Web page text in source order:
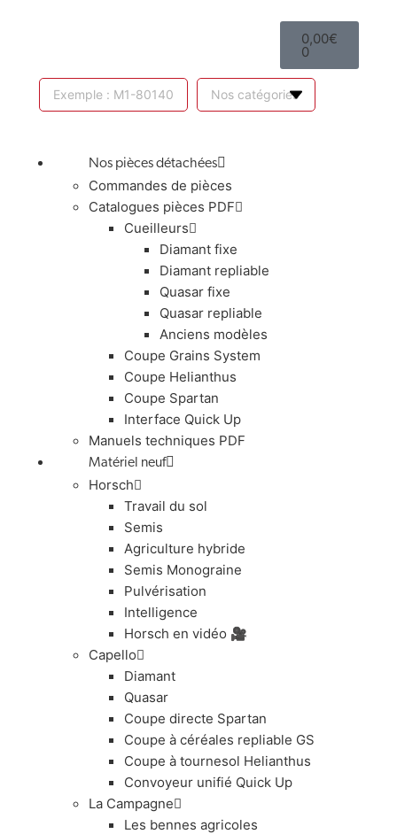
0,00€
0
Nos pièces détachées
Commandes de pièces
Catalogues pièces PDF
Cueilleurs
Diamant fixe
Diamant repliable
Quasar fixe
Quasar repliable
Anciens modèles
Coupe Grains System
Coupe Helianthus
Coupe Spartan
Interface Quick Up
Manuels techniques PDF
Matériel neuf
Horsch
Travail du sol
Semis
Agriculture hybride
Semis Monograine
Pulvérisation
Intelligence
Horsch en vidéo 🎥
Capello
Diamant
Quasar
Coupe directe Spartan
Coupe à céréales repliable GS
Coupe à tournesol Helianthus
Convoyeur unifié Quick Up
La Campagne
Les bennes agricoles